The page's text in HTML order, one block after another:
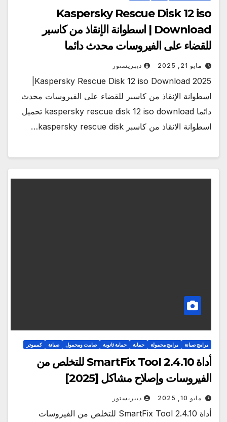
Kaspersky Rescue Disk 12 iso
Download | اسطوانة الإنقاذ من كاسبر
للقضاء على الفيروسات محدث دائما
مايو 21, 2025 ديبريستور
اسطوانة الإنقاذ من كاسبر للقضاء على الفيروسات محدث
دائما kaspersky rescue disk 12 iso download تحميل
اسطوانة الانقاذ من كاسبر kaspersky rescue disk…
برامج صيانة برامج محمولة حماية حماية ثانوية صامت ومحمول صيانة كمبيوتر
أداة SmartFix Tool 2.4.10 للتخلص من
الفيروسات وإصلاح مشاكل [2025]
مايو 10, 2025 ديبريستور
أداة SmartFix Tool 2.4.10 للتخلص من الفيروسات